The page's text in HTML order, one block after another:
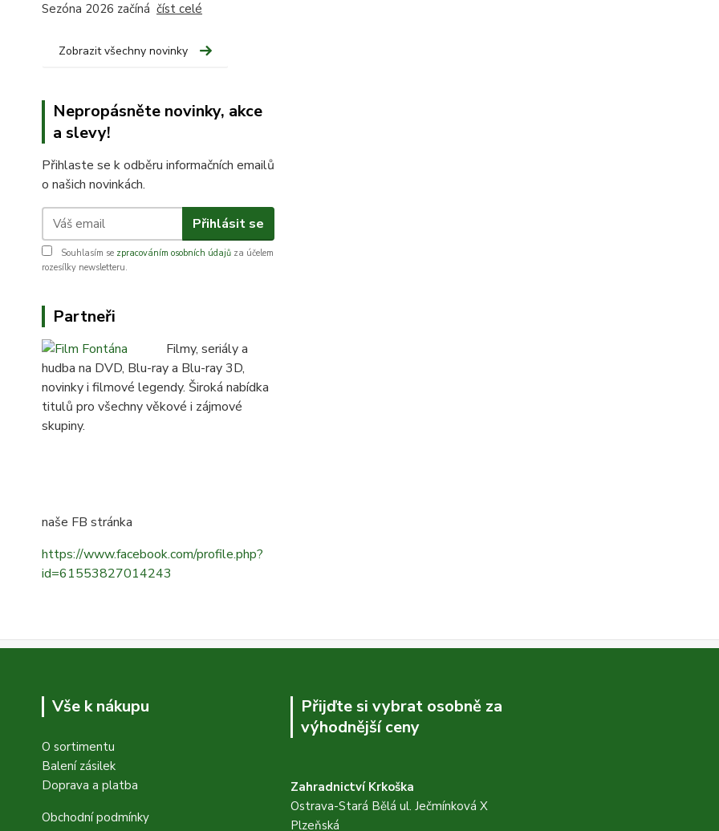
Sezóna 2026 začíná číst celé
Zobrazit všechny novinky
Nepropásněte novinky, akce
a slevy!
Přihlaste se k odběru informačních emailů
o našich novinkách.
Přihlásit se
Souhlasím se zpracováním osobních údajů za účelem
rozesílky newsletteru.
Partneři
Filmy, seriály a
hudba na DVD, Blu-ray a Blu-ray 3D,
novinky i filmové legendy. Široká nabídka
titulů pro všechny věkové i zájmové
skupiny.
naše FB stránka
https://www.facebook.com/profile.php?
id=61553827014243
Vše k nákupu
O sortimentu
Balení zásilek
Doprava a platba
Obchodní podmínky
Přijďte si vybrat osobně za
výhodnější ceny
Zahradnictví Krkoška
Ostrava-Stará Bělá ul. Ječmínková X
Plzeňská